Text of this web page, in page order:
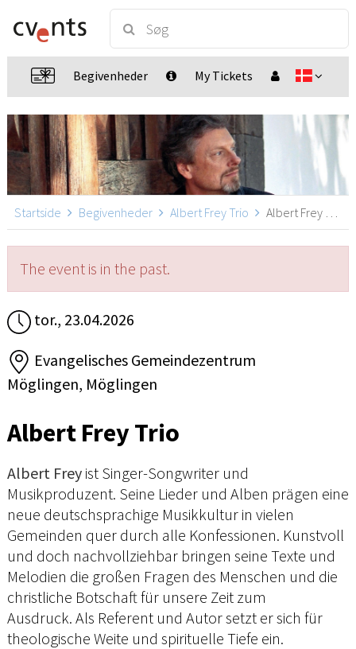
Begivenheder My Tickets
Startside Begivenheder Albert Frey Trio Albert Frey Trio, Möglingen
The event is in the past.
tor., 23.04.2026
Evangelisches Gemeindezentrum
Möglingen, Möglingen
Albert Frey Trio
Albert Frey ist Singer-Songwriter und
Musikproduzent. Seine Lieder und Alben prägen eine
neue deutschsprachige Musikkultur in vielen
Gemeinden quer durch alle Konfessionen. Kunstvoll
und doch nachvollziehbar bringen seine Texte und
Melodien die großen Fragen des Menschen und die
christliche Botschaft für unsere Zeit zum
Ausdruck. Als Referent und Autor setzt er sich für
theologische Weite und spirituelle Tiefe ein.